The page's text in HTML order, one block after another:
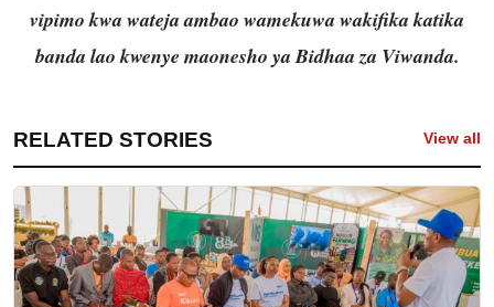
vipimo kwa wateja ambao wamekuwa wakifika katika
banda lao kwenye maonesho ya Bidhaa za Viwanda.
RELATED STORIES View all